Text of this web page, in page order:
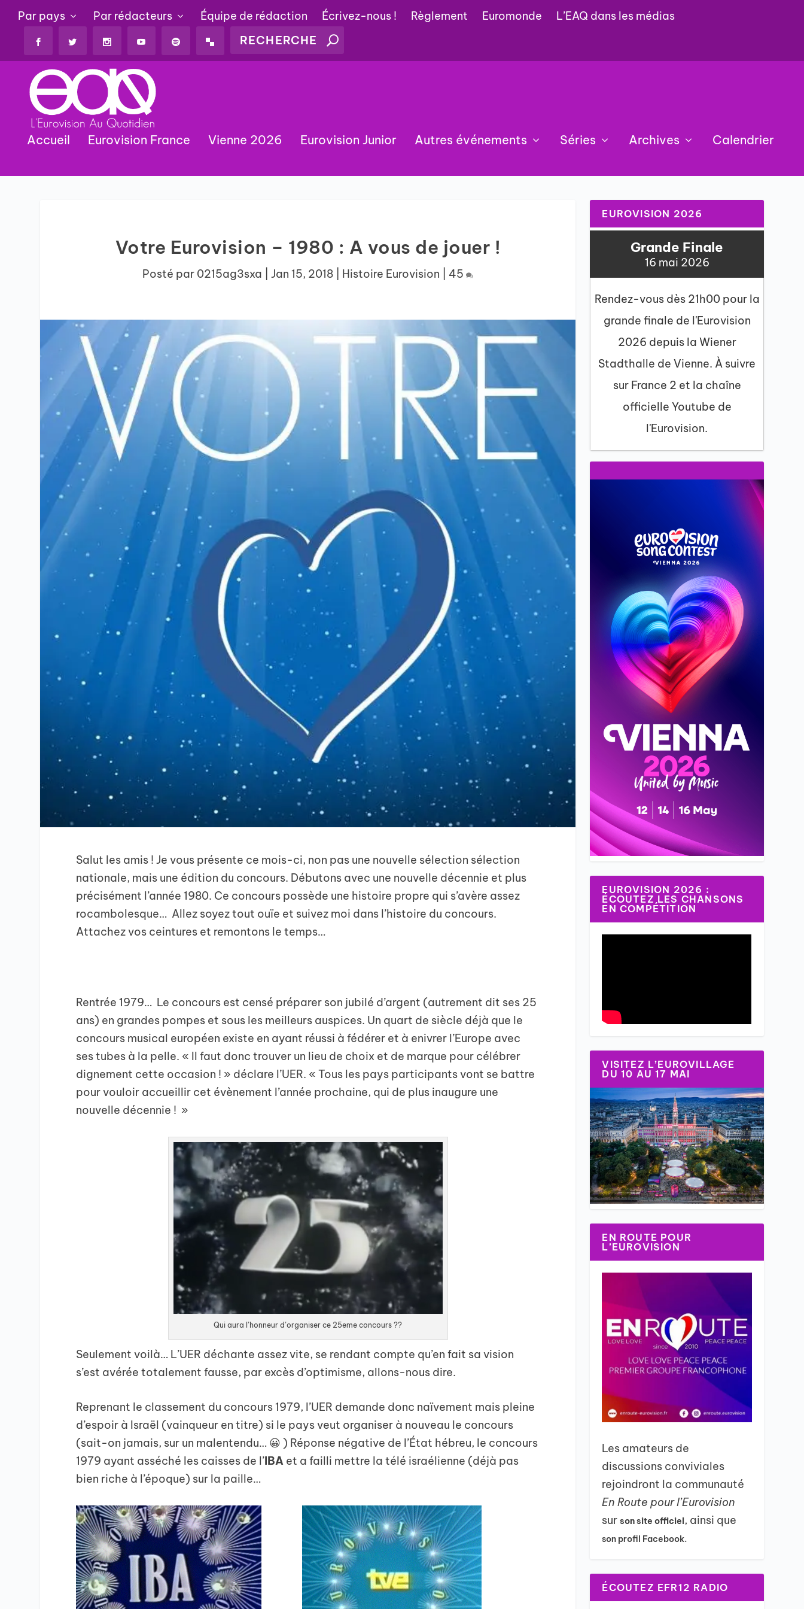
Par pays Par rédacteurs Équipe de rédaction Écrivez-nous ! Règlement Euromonde L’EAQ dans les médias
Accueil Eurovision France Vienne 2026 Eurovision Junior Autres événements Séries Archives Calendrier
Votre Eurovision – 1980 : A vous de jouer !
Posté par 0215ag3sxa |Jan 15, 2018 Histoire Eurovision 45
Salut les amis ! Je vous présente ce mois-ci, non pas une nouvelle sélection sélection
nationale, mais une édition du concours. Débutons avec une nouvelle décennie et plus
précisément l’année 1980. Ce concours possède une histoire propre qui s’avère assez
rocambolesque… Allez soyez tout ouïe et suivez moi dans l’histoire du concours.
Attachez vos ceintures et remontons le temps…
Rentrée 1979… Le concours est censé préparer son jubilé d’argent (autrement dit ses 25
ans) en grandes pompes et sous les meilleurs auspices. Un quart de siècle déjà que le
concours musical européen existe en ayant réussi à fédérer et à enivrer l’Europe avec
ses tubes à la pelle. « Il faut donc trouver un lieu de choix et de marque pour célébrer
dignement cette occasion ! » déclare l’UER. « Tous les pays participants vont se battre
pour vouloir accueillir cet évènement l’année prochaine, qui de plus inaugure une
nouvelle décennie ! »
Qui aura l’honneur d’organiser ce 25eme concours ??
Seulement voilà… L’UER déchante assez vite, se rendant compte qu’en fait sa vision
s’est avérée totalement fausse, par excès d’optimisme, allons-nous dire.
Reprenant le classement du concours 1979, l’UER demande donc naïvement mais pleine
d’espoir à Israël (vainqueur en titre) si le pays veut organiser à nouveau le concours
(sait-on jamais, sur un malentendu… 😀 ) Réponse négative de l’État hébreu, le concours
1979 ayant asséché les caisses de l’IBA et a failli mettre la télé israélienne (déjà pas
bien riche à l’époque) sur la paille…
EUROVISION 2026
Grande Finale
16 mai 2026
Rendez-vous dès 21h00 pour la
grande finale de l'Eurovision
2026 depuis la Wiener
Stadthalle de Vienne. À suivre
sur France 2 et la chaîne
officielle Youtube de
l'Eurovision.
EUROVISION 2026 :
ÉCOUTEZ LES CHANSONS
EN COMPÉTITION
VISITEZ L’EUROVILLAGE
DU 10 AU 17 MAI
EN ROUTE POUR
L’EUROVISION
Les amateurs de
discussions conviviales
rejoindront la communauté
En Route pour l’Eurovision
surson site officiel, ainsi que
son profil Facebook.
ÉCOUTEZ EFR12 RADIO